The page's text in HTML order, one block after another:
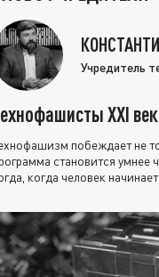
Учредитель
XXI
побеждает не
становится умнее
когда человек